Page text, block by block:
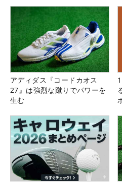
アディダス『コードカオス
27』は強烈な蹴りでパワーを
生む